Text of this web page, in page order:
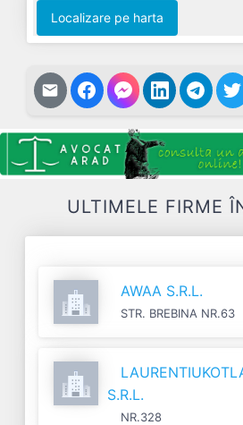
Localizare pe harta
ULTIMELE FIRME
AWAA S.R.L.
STR. BREBINA NR.63
S.R.L.
NR.328